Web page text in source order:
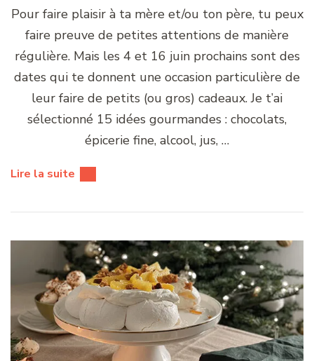
Pour faire plaisir à ta mère et/ou ton père, tu peux
faire preuve de petites attentions de manière
régulière. Mais les 4 et 16 juin prochains sont des
dates qui te donnent une occasion particulière de
leur faire de petits (ou gros) cadeaux. Je t’ai
sélectionné 15 idées gourmandes : chocolats,
épicerie fine, alcool, jus, …
Lire la suite